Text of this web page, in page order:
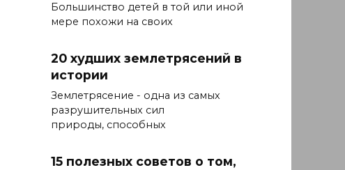
Большинство детей в той или иной
мере похожи на своих
20 худших землетрясений в
истории
Землетрясение - одна из самых
разрушительных сил
природы, способных
15 полезных советов о том,